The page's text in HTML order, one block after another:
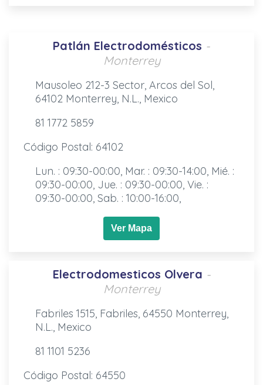
Patlán Electrodomésticos -
Monterrey
Mausoleo 212-3 Sector, Arcos del Sol,
64102 Monterrey, N.L., Mexico
81 1772 5859
Código Postal: 64102
Lun. : 09:30-00:00, Mar. : 09:30-14:00, Mié. :
09:30-00:00, Jue. : 09:30-00:00, Vie. :
09:30-00:00, Sab. : 10:00-16:00,
Ver Mapa
Electrodomesticos Olvera -
Monterrey
Fabriles 1515, Fabriles, 64550 Monterrey,
N.L., Mexico
81 1101 5236
Código Postal: 64550